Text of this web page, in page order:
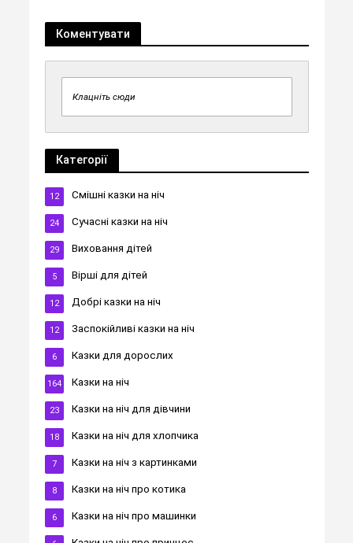
Коментувати
Клацніть сюди
Категорії
Cмішні казки на ніч
12
Cучасні казки на ніч
24
Виховання дітей
29
Вірші для дітей
5
Добрі казки на ніч
12
Заспокійливі казки на ніч
12
Казки для дорослих
6
Казки на ніч
164
Казки на ніч для дівчини
23
Казки на ніч для хлопчика
18
Казки на ніч з картинками
7
Казки на ніч про котика
8
Казки на ніч про машинки
6